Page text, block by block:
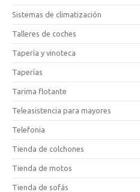
Sistemas de climatización
Talleres de coches
Tapería y vinoteca
Taperías
Tarima flotante
Teleasistencia para mayores
Telefonia
Tienda de colchones
Tienda de motos
Tienda de sofás